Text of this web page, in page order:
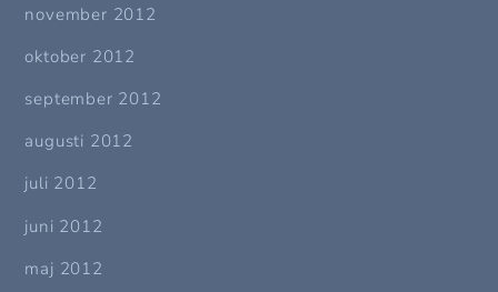
november 2012
oktober 2012
september 2012
augusti 2012
juli 2012
juni 2012
maj 2012